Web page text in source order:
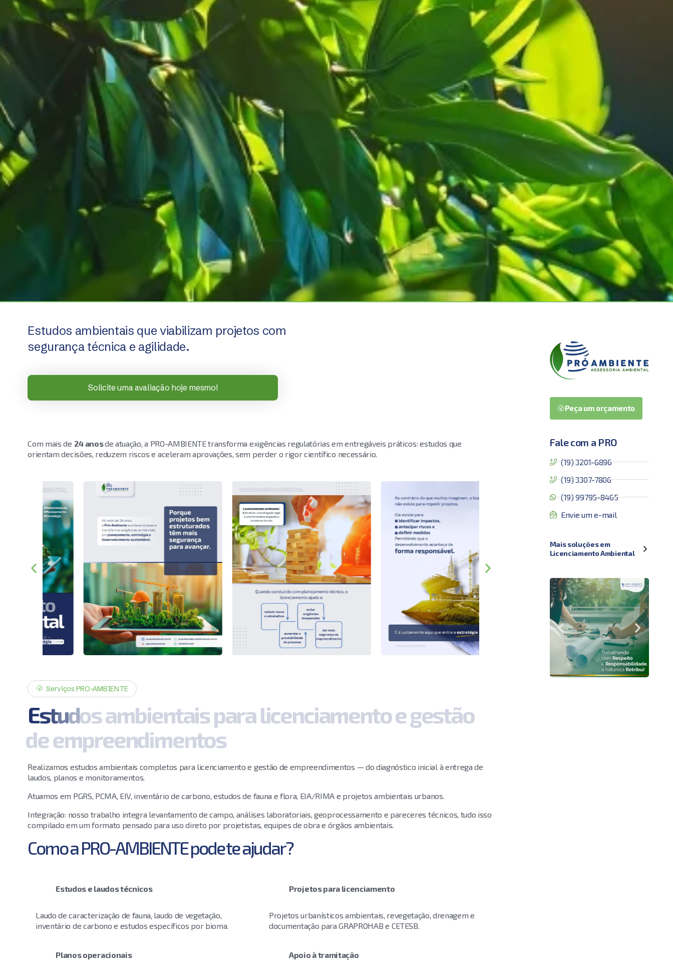
Estudos ambientais que viabilizam projetos com
segurança técnica e agilidade.
Solicite uma avaliação hoje mesmo!
Com mais de 24 anosde atuação, a PRO-AMBIENTE transforma exigências regulatórias em entregáveis práticos: estudos que
orientam decisões, reduzem riscos e aceleram aprovações, sem perder o rigor científico necessário.
Serviços PRO-AMBIENTE
Estudosambientaisparalicenciamentoegestão
deempreendimentos
Realizamos estudos ambientais completos para licenciamento e gestão de empreendimentos — do diagnóstico inicial à entrega de
laudos, planos e monitoramentos.
Atuamos em PGRS, PCMA, EIV, inventário de carbono, estudos de fauna e flora, EIA/RIMA e projetos ambientais urbanos.
Integração: nosso trabalho integra levantamento de campo, análises laboratoriais, geoprocessamento e pareceres técnicos, tudo isso
compilado em um formato pensado para uso direto por projetistas, equipes de obra e órgãos ambientais.
Como a PRO-AMBIENTE pode te ajudar?
Estudos e laudos técnicos
Laudo de caracterização de fauna, laudo de vegetação,
inventário de carbono e estudos específicos por bioma.
Planos operacionais
Projetos para licenciamento
Projetos urbanísticos ambientais, revegetação, drenagem e
documentação para GRAPROHAB e CETESB.
Apoio à tramitação
Peça um orçamento
Fale com a PRO
(19) 3201-6896
(19) 3307-7806
(19) 99795-8465
Envie um e-mail
Mais soluções em
Licenciamento Ambiental